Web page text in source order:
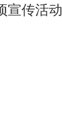
宣传活动